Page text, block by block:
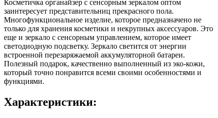
Косметичка органайзер с сенсорным зеркалом оптом
заинтересует представительниц прекрасного пола.
Многофункциональное изделие, которое предназначено не
только для хранения косметики и некрупных аксессуаров. Это
еще и зеркало с сенсорным управлением, которое имеет
светодиодную подсветку. Зеркало светится от энергии
встроенной перезаряжаемой аккумуляторной батареи.
Полезный подарок, качественно выполненный из эко-кожи,
который точно понравится всеми своими особенностями и
функциями.
Характеристики: